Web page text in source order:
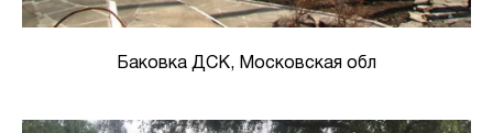
Баковка ДСК, Московская обл